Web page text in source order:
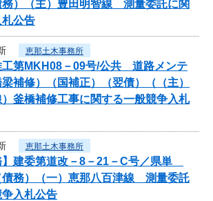
務）（主）豊田明智線 測量委託に関
公告
恵那土木事務所
工第MKH08－09号/公共 道路メンテ
補修）（国補正）（翌債）（（主）
釜橋補修工事に関する一般競争入札
恵那土木事務所
】建委第道改－8－21－C号／県単
債務）（一）恵那八百津線 測量委託
入札公告